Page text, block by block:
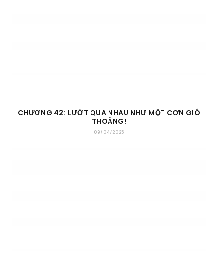
CHƯƠNG 42: LƯỚT QUA NHAU NHƯ MỘT CƠN GIÓ
THOẢNG!
09/04/2025